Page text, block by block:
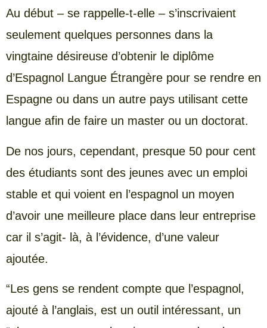
Au début – se rappelle-t-elle – s’inscrivaient
seulement quelques personnes dans la
vingtaine désireuse d’obtenir le diplôme
d’Espagnol Langue Étrangère pour se rendre en
Espagne ou dans un autre pays utilisant cette
langue afin de faire un master ou un doctorat.
De nos jours, cependant, presque 50 pour cent
des étudiants sont des jeunes avec un emploi
stable et qui voient en l’espagnol un moyen
d’avoir une meilleure place dans leur entreprise
car il s’agit- là, à l’évidence, d’une valeur
ajoutée.
“Les gens se rendent compte que l’espagnol,
ajouté à l’anglais, est un outil intéressant, un